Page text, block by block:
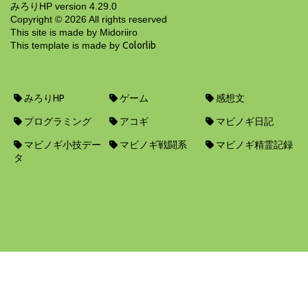
みろりHP version 4.29.0
Copyright © 2026 All rights reserved
This site is made by Midoriiro
This template is made by Colorlib
みろりHP ゲーム 感想文
プログラミング アコギ マビノギ日記
マビノギ小技デー
タ
マビノギ戦闘系 マビノギ精霊記録